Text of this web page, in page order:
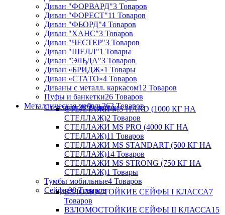
Диван "ФОРВАРД"3 Товаров
Диван "ФОРЕСТ"11 Товаров
Диван "ФЬОРД"4 Товаров
Диван "ХАНС"3 Товаров
Диван "ЧЕСТЕР"3 Товаров
Диван "ШЕЛЛ"1 Товары
Диван "ЭЛЬДА"3 Товаров
Диван «БРИДЖ»1 Товары
Диван «СТАТО»4 Товаров
Диваны с металл. каркасом12 Товаров
Пуфы и банкетки26 Товаров
Металлическая мебель262 Товаров
Стеллажи28 Товаров
СТЕЛЛАЖИ MS HARD (1000 КГ НА
СТЕЛЛАЖ)2 Товаров
СТЕЛЛАЖИ MS PRO (4000 КГ НА
СТЕЛЛАЖ)11 Товаров
СТЕЛЛАЖИ MS STANDART (500 КГ НА
СТЕЛЛАЖ)14 Товаров
СТЕЛЛАЖИ MS STRONG (750 КГ НА
СТЕЛЛАЖ)1 Товары
Тумбы мобильные4 Товаров
Сейфы98 Товаров
ВЗЛОМОСТОЙКИЕ СЕЙФЫ I КЛАССА7
Товаров
ВЗЛОМОСТОЙКИЕ СЕЙФЫ II КЛАССА15